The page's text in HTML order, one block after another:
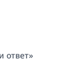
ответ»